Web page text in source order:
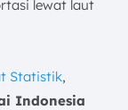
lewat laut
Statistik,
Indonesia